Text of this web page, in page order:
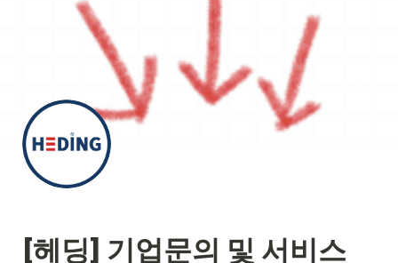
[헤딩] 기업문의 및 서비스